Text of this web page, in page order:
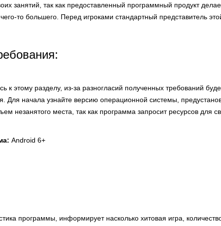
занятий, так как предоставленный программный продукт
то большего. Перед игроками стандартный представитель
к этому разделу, из-за разногласий полученных требований
Для начала узнайте версию операционной системы,
незанятого места, так как программа запросит ресурсов для
Android 6+
программы, информирует насколько хитовая игра,